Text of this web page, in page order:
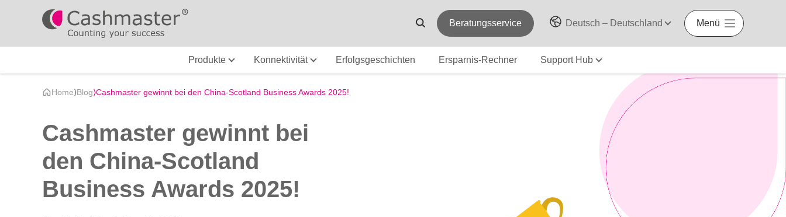
Beratungsservice Deutsch – Deutschland Menü
Produkte Konnektivität Erfolgsgeschichten Ersparnis-Rechner Support Hub
Home⟩Blog⟩Cashmaster gewinnt bei den China-Scotland Business Awards 2025!
Cashmaster gewinnt bei
den China-Scotland
Business Awards 2025!